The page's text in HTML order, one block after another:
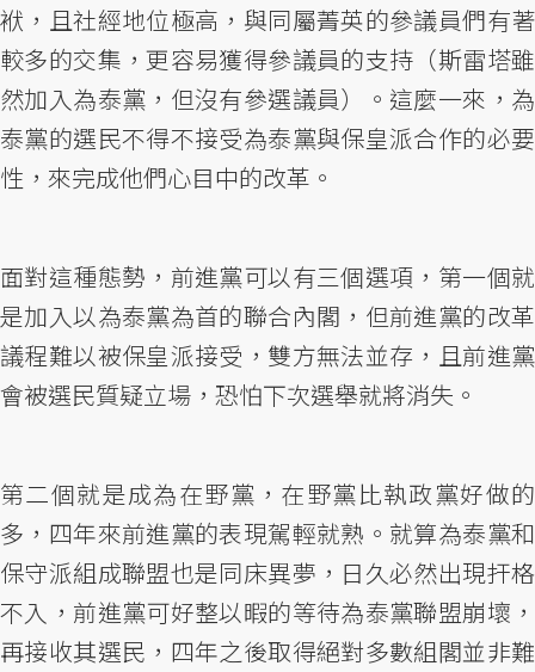
袱，且社經地位極高，與同屬菁英的參議員們有著
較多的交集，更容易獲得參議員的支持（斯雷塔雖
然加入為泰黨，但沒有參選議員）。這麼一來，為
泰黨的選民不得不接受為泰黨與保皇派合作的必要
性，來完成他們心目中的改革。
面對這種態勢，前進黨可以有三個選項，第一個就
是加入以為泰黨為首的聯合內閣，但前進黨的改革
議程難以被保皇派接受，雙方無法並存，且前進黨
會被選民質疑立場，恐怕下次選舉就將消失。
第二個就是成為在野黨，在野黨比執政黨好做的
多，四年來前進黨的表現駕輕就熟。就算為泰黨和
保守派組成聯盟也是同床異夢，日久必然出現扞格
不入，前進黨可好整以暇的等待為泰黨聯盟崩壞，
再接收其選民，四年之後取得絕對多數組閣並非難